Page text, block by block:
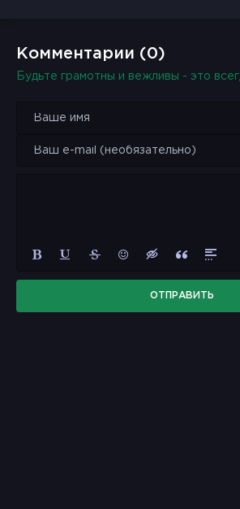
Комментарии (0)
Будьте грамотны и вежливы - это
ОТПРАВИТЬ